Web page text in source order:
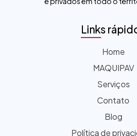
Links
Home
MAQUIPAV
Serviços
Contato
Blog
Política de